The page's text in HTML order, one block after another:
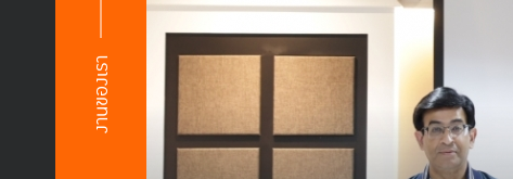
งานของเรา